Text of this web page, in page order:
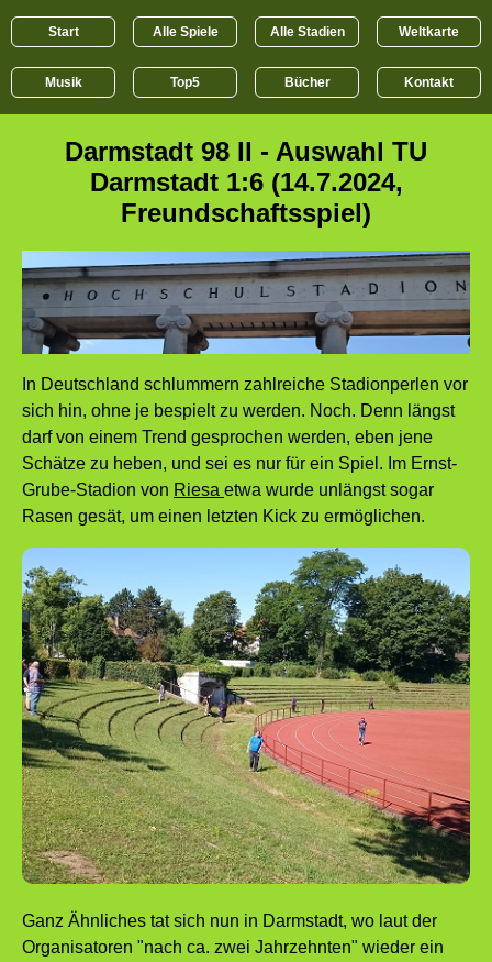
Start Alle Spiele Alle Stadien Weltkarte
Musik Top5 Bücher Kontakt
Darmstadt 98 II - Auswahl TU
Darmstadt 1:6 (14.7.2024,
Freundschaftsspiel)
In Deutschland schlummern zahlreiche Stadionperlen vor
sich hin, ohne je bespielt zu werden. Noch. Denn längst
darf von einem Trend gesprochen werden, eben jene
Schätze zu heben, und sei es nur für ein Spiel. Im Ernst-
Grube-Stadion von Riesa etwa wurde unlängst sogar
Rasen gesät, um einen letzten Kick zu ermöglichen.
Ganz Ähnliches tat sich nun in Darmstadt, wo laut der
Organisatoren "nach ca. zwei Jahrzehnten" wieder ein